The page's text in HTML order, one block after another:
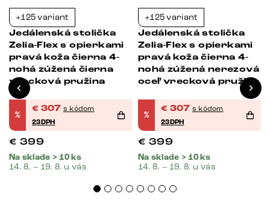
+125 variant
Jedálenská stolička
Zelia-Flex s opierkami
pravá koža čierna 4-
nohá zúžená čierna
vrecková pružina
%
€ 307 s kódom
23DPH
€ 399
Na sklade > 10 ks
14. 8. – 19. 8. u vás
+125 variant
Jedálenská stolička
Zelia-Flex s opierkami
pravá koža čierna 4-
nohá zúžená nerezová
oceľ vrecková pružina
%
€ 307 s kódom
23DPH
€ 399
Na sklade > 10 ks
14. 8. – 19. 8. u vás